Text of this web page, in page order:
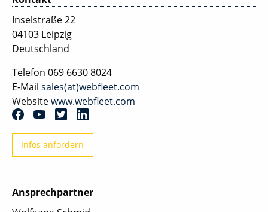
Inselstraße 22
04103 Leipzig
Deutschland
Telefon 069 6630 8024
E-Mail sales(at)webfleet.com
Websitewww.webfleet.com
Infos anfordern
Ansprechpartner